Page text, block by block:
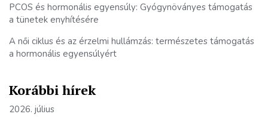
PCOS és hormonális egyensúly: Gyógynöványes támogatás
a tünetek enyhítésére
A női ciklus és az érzelmi hullámzás: természetes támogatás
a hormonális egyensúlyért
Korábbi hírek
2026. július